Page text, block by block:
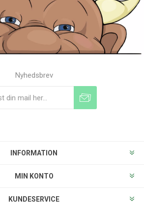
Nyhedsbrev
INFORMATION
MIN KONTO
KUNDESERVICE